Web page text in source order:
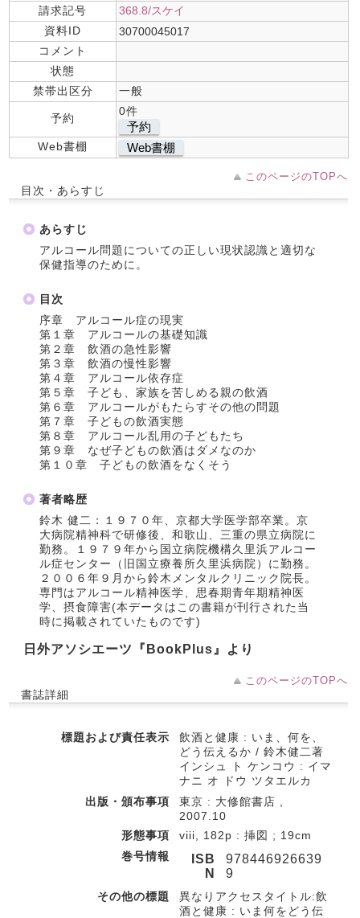
請求記号
368.8/スケイ
資料ID
30700045017
コメント
状態
禁帯出区分
一般
予約
0件
予約
Web書棚 Web書棚
このページのTOPへ
目次・あらすじ
あらすじ
アルコール問題についての正しい現状認識と適切な
保健指導のために。
目次
序章 アルコール症の現実
第１章 アルコールの基礎知識
第２章 飲酒の急性影響
第３章 飲酒の慢性影響
第４章 アルコール依存症
第５章 子ども、家族を苦しめる親の飲酒
第６章 アルコールがもたらすその他の問題
第７章 子どもの飲酒実態
第８章 アルコール乱用の子どもたち
第９章 なぜ子どもの飲酒はダメなのか
第１０章 子どもの飲酒をなくそう
著者略歴
鈴木 健二：１９７０年、京都大学医学部卒業。京
大病院精神科で研修後、和歌山、三重の県立病院に
勤務。１９７９年から国立病院機構久里浜アルコー
ル症センター（旧国立療養所久里浜病院）に勤務。
２００６年９月から鈴木メンタルクリニック院長。
専門はアルコール精神医学、思春期青年期精神医
学、摂食障害(本データはこの書籍が刊行された当
時に掲載されていたものです)
日外アソシエーツ『BookPlus』より
このページのTOPへ
書誌詳細
標題および責任表示
飲酒と健康 : いま、何を、
どう伝えるか / 鈴木健二著
インシュ ト ケンコウ : イマ
ナニ オ ドウ ツタエルカ
出版・頒布事項
東京 : 大修館書店 ,
2007.10
形態事項
viii, 182p : 挿図 ; 19cm
巻号情報
ISB
N
978446926639
9
その他の標題
異なりアクセスタイトル:飲
酒と健康 : いま何をどう伝